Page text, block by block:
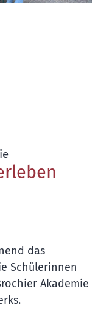
:
das
Schülerinnen
Akademie